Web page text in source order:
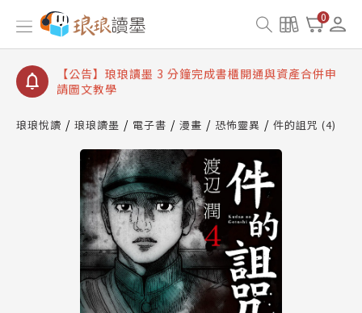
0
【公告】琅琅讀墨數位閱讀資產合併與書櫃開通申請
【公告】琅琅讀墨書櫃開通常見問題
【公告】琅琅讀墨 3 分鐘完成書櫃開通與資產合併申
請圖文教學
查詢
【公告】琅琅讀墨數位閱讀資產合併與書櫃開通申請
琅琅悅讀 琅琅讀墨 電子書 漫畫 恐怖靈異 件的詛咒 (4)